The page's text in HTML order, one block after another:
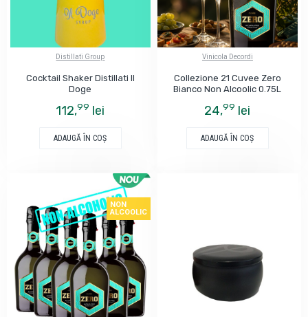
Distillati Group
Cocktail Shaker Distillati Il
Doge
112,99 lei
ADAUGĂ ÎN COŞ
Vinicola Decordi
Collezione 21 Cuvee Zero
Bianco Non Alcoolic 0.75L
24,99 lei
ADAUGĂ ÎN COŞ
NON
ALCOOLIC